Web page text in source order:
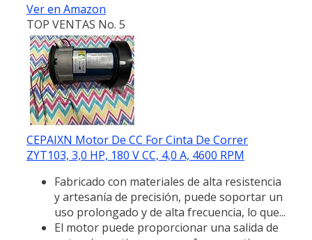
Ver en Amazon
TOP VENTAS No. 5
CEPAIXN Motor De CC For Cinta De Correr
ZYT103, 3,0 HP, 180 V CC, 4,0 A, 4600 RPM
Fabricado con materiales de alta resistencia
y artesanía de precisión, puede soportar un
uso prolongado y de alta frecuencia, lo que...
El motor puede proporcionar una salida de